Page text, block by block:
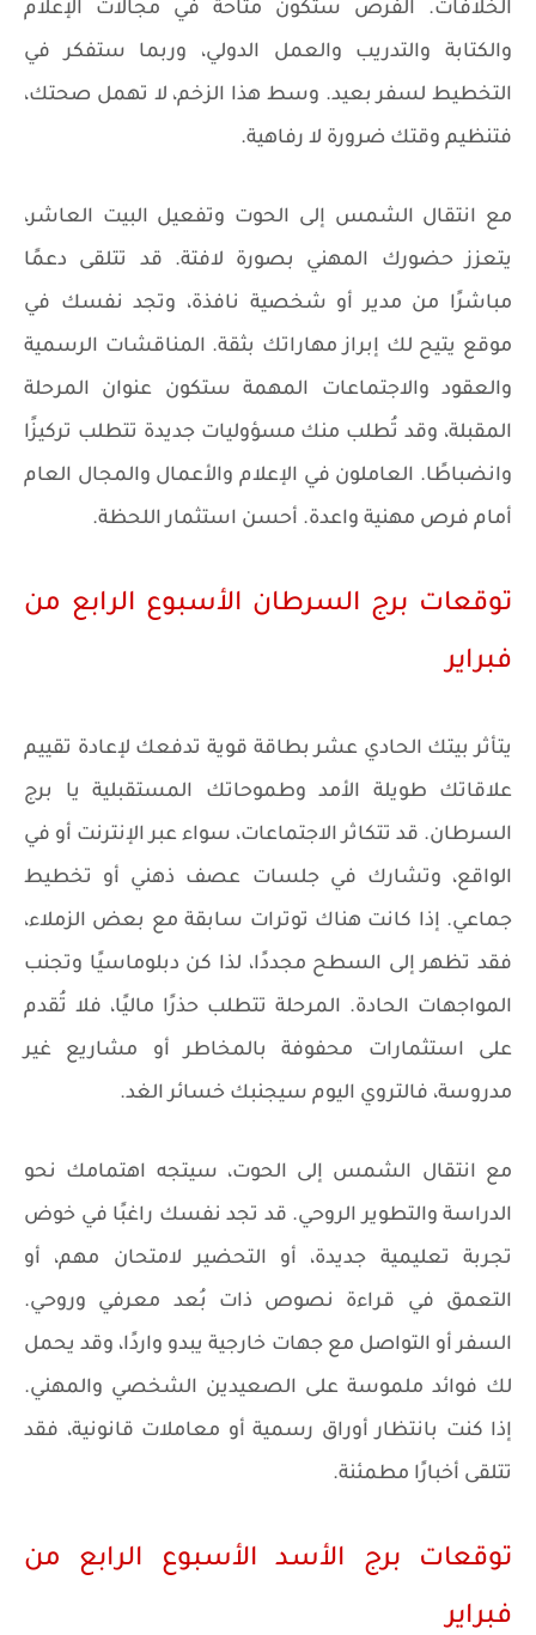
الخلافات. الفرص ستكون متاحة في مجالات الإعلام
والكتابة والتدريب والعمل الدولي، وربما ستفكر في
التخطيط لسفر بعيد. وسط هذا الزخم، لا تهمل صحتك،
فتنظيم وقتك ضرورة لا رفاهية.
مع انتقال الشمس إلى الحوت وتفعيل البيت العاشر،
يتعزز حضورك المهني بصورة لافتة. قد تتلقى دعمًا
مباشرًا من مدير أو شخصية نافذة، وتجد نفسك في
موقع يتيح لك إبراز مهاراتك بثقة. المناقشات الرسمية
والعقود والاجتماعات المهمة ستكون عنوان المرحلة
المقبلة، وقد تُطلب منك مسؤوليات جديدة تتطلب تركيزًا
وانضباطًا. العاملون في الإعلام والأعمال والمجال العام
أمام فرص مهنية واعدة. أحسن استثمار اللحظة.
توقعات برج السرطان الأسبوع الرابع من
فبراير
يتأثر بيتك الحادي عشر بطاقة قوية تدفعك لإعادة تقييم
علاقاتك طويلة الأمد وطموحاتك المستقبلية يا برج
السرطان. قد تتكاثر الاجتماعات، سواء عبر الإنترنت أو في
الواقع، وتشارك في جلسات عصف ذهني أو تخطيط
جماعي. إذا كانت هناك توترات سابقة مع بعض الزملاء،
فقد تظهر إلى السطح مجددًا، لذا كن دبلوماسيًا وتجنب
المواجهات الحادة. المرحلة تتطلب حذرًا ماليًا، فلا تُقدم
على استثمارات محفوفة بالمخاطر أو مشاريع غير
مدروسة، فالتروي اليوم سيجنبك خسائر الغد.
مع انتقال الشمس إلى الحوت، سيتجه اهتمامك نحو
الدراسة والتطوير الروحي. قد تجد نفسك راغبًا في خوض
تجربة تعليمية جديدة، أو التحضير لامتحان مهم، أو
التعمق في قراءة نصوص ذات بُعد معرفي وروحي.
السفر أو التواصل مع جهات خارجية يبدو واردًا، وقد يحمل
لك فوائد ملموسة على الصعيدين الشخصي والمهني.
إذا كنت بانتظار أوراق رسمية أو معاملات قانونية، فقد
تتلقى أخبارًا مطمئنة.
توقعات برج الأسد الأسبوع الرابع من
فبراير